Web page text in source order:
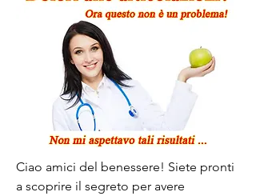
Ciao amici del benessere! Siete pronti
a scoprire il segreto per avere